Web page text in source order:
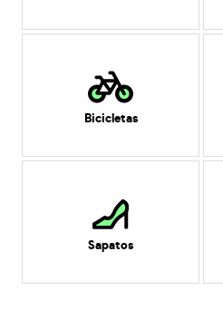
Bicicletas
Sapatos